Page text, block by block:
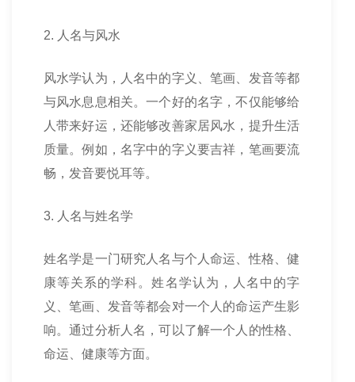
2. 人名与风水
风水学认为，人名中的字义、笔画、发音等都
与风水息息相关。一个好的名字，不仅能够给
人带来好运，还能够改善家居风水，提升生活
质量。例如，名字中的字义要吉祥，笔画要流
畅，发音要悦耳等。
3. 人名与姓名学
姓名学是一门研究人名与个人命运、性格、健
康等关系的学科。姓名学认为，人名中的字
义、笔画、发音等都会对一个人的命运产生影
响。通过分析人名，可以了解一个人的性格、
命运、健康等方面。